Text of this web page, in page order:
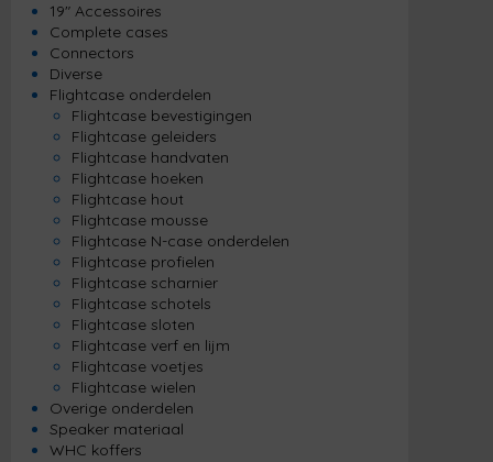
19" Accessoires
Complete cases
Connectors
Diverse
Flightcase onderdelen
Flightcase bevestigingen
Flightcase geleiders
Flightcase handvaten
Flightcase hoeken
Flightcase hout
Flightcase mousse
Flightcase N-case onderdelen
Flightcase profielen
Flightcase scharnier
Flightcase schotels
Flightcase sloten
Flightcase verf en lijm
Flightcase voetjes
Flightcase wielen
Overige onderdelen
Speaker materiaal
WHC koffers